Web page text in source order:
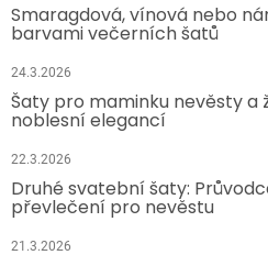
Smaragdová, vínová nebo
barvami večerních šatů
24.3.2026
Šaty pro maminku nevěsty a
noblesní elegancí
22.3.2026
Druhé svatební šaty:
převlečení pro nevěstu
21.3.2026